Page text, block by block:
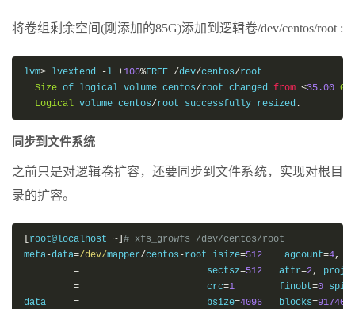
将卷组剩余空间(刚添加的85G)添加到逻辑卷/dev/centos/root :
lvm> lvextend - l +100%FREE /dev/centos/root
Size of logical volume centos/root changed from <35.00
Logical volume centos/root successfully resized .
同步到文件系统
之前只是对逻辑卷扩容，还要同步到文件系统，实现对根目
录的扩容。
root@localhost ~] # xfs_growfs /dev/centos/root
meta-data=/dev/mapper/centos -root isize=512
    agcount
=4,
=
                       sectsz
=512
   attr
=2,
=
                       crc
=1
        finobt
=0
data =
                       bsize
=4096
   blocks
=